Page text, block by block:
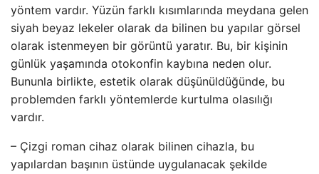
yöntem vardır. Yüzün farklı kısımlarında meydana gelen
siyah beyaz lekeler olarak da bilinen bu yapılar görsel
olarak istenmeyen bir görüntü yaratır. Bu, bir kişinin
günlük yaşamında otokonfin kaybına neden olur.
Bununla birlikte, estetik olarak düşünüldüğünde, bu
problemden farklı yöntemlerde kurtulma olasılığı
vardır.
– Çizgi roman cihaz olarak bilinen cihazla, bu
yapılardan başının üstünde uygulanacak şekilde